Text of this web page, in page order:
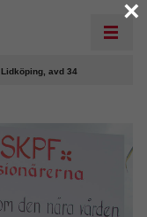
Lidköping, avd 34
×